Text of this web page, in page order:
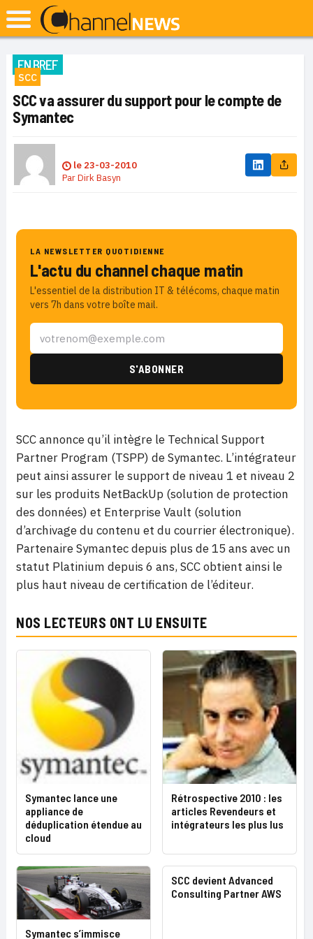
EN BREF
SCC
SCC va assurer du support pour le compte de
Symantec
le 23-03-2010
ParDirk Basyn
LA NEWSLETTER QUOTIDIENNE
L'actu du channel chaque matin
L'essentiel de la distribution IT & télécoms, chaque matin
vers 7h dans votre boîte mail.
SCC annonce qu’il intègre le Technical Support
Partner Program (TSPP) de Symantec. L’intégrateur
peut ainsi assurer le support de niveau 1 et niveau 2
sur les produits NetBackUp (solution de protection
des données) et Enterprise Vault (solution
d’archivage du contenu et du courrier électronique).
Partenaire Symantec depuis plus de 15 ans avec un
statut Platinium depuis 6 ans, SCC obtient ainsi le
plus haut niveau de certification de l’éditeur.
NOS LECTEURS ONT LU ENSUITE
Symantec lance une
appliance de
déduplication étendue au
cloud
Rétrospective 2010 : les
articles Revendeurs et
intégrateurs les plus lus
Symantec s’immisce
SCC devient Advanced
Consulting Partner AWS